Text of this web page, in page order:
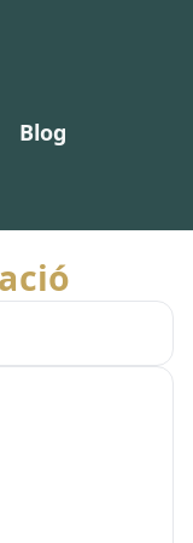
Blog